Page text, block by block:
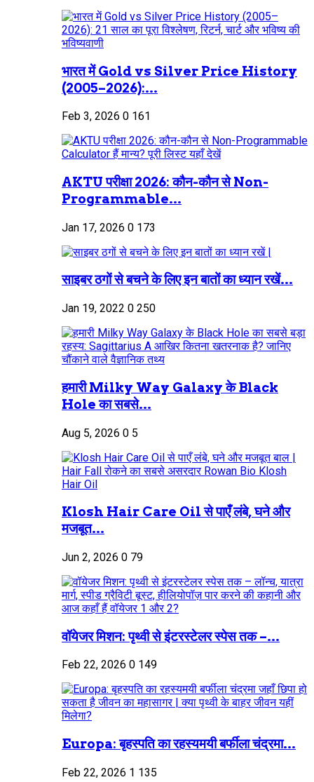
भारत में Gold vs Silver Price History
(2005–2026):...
Feb 3, 2026 0 161
AKTU परीक्षा 2026: कौन-कौन से Non-
Programmable...
Jan 17, 2026 0 173
साइबर ठगों से बचने के लिए इन बातों का ध्यान रखें...
Jan 19, 2022 0 250
हमारी Milky Way Galaxy के Black
Hole का सबसे...
Aug 5, 2026 0 5
Klosh Hair Care Oil से पाएँ लंबे, घने और
मजबूत...
Jun 2, 2026 0 79
वॉयेजर मिशन: पृथ्वी से इंटरस्टेलर स्पेस तक –...
Feb 22, 2026 0 149
Europa: बृहस्पति का रहस्यमयी बर्फीला चंद्रमा...
Feb 22, 2026 1 135